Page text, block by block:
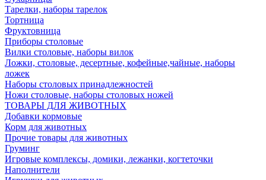
Тарелки, наборы тарелок
Тортница
Фруктовница
Приборы столовые
Вилки столовые, наборы вилок
Ложки, столовые, десертные, кофейные,чайные, наборы
ложек
Наборы столовых принадлежностей
Ножи столовые, наборы столовых ножей
ТОВАРЫ ДЛЯ ЖИВОТНЫХ
Добавки кормовые
Корм для животных
Прочие товары для животных
Груминг
Игровые комплексы, домики, лежанки, когтеточки
Наполнители